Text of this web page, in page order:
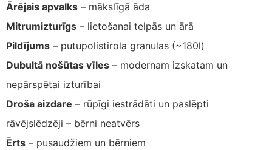
Ārējais apvalks – mākslīgā āda
Mitrumizturīgs – lietošanai telpās un ārā
Pildījums – putupolistirola granulas (~180l)
Dubultā nošūtas vīles – modernam izskatam un
nepārspētai izturībai
Droša aizdare – rūpīgi iestrādāti un paslēpti
rāvējslēdzēji – bērni neatvērs
Ērts – pusaudžiem un bērniem